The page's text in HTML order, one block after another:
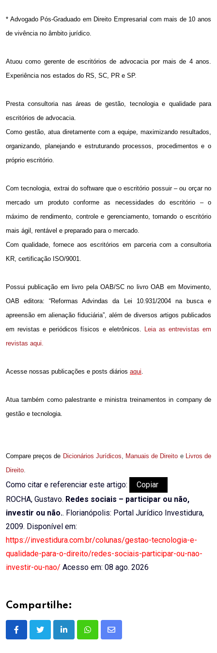
* Advogado Pós-Graduado em Direito Empresarial com mais de 10 anos
de vivência no âmbito jurídico.
Atuou como gerente de escritórios de advocacia por mais de 4 anos.
Experiência nos estados do RS, SC, PR e SP.
Presta consultoria nas áreas de gestão, tecnologia e qualidade para
escritórios de advocacia.
Como gestão, atua diretamente com a equipe, maximizando resultados,
organizando, planejando e estruturando processos, procedimentos e o
próprio escritório.
Com tecnologia, extrai do software que o escritório possuir – ou orçar no
mercado um produto conforme as necessidades do escritório – o
máximo de rendimento, controle e gerenciamento, tornando o escritório
mais ágil, rentável e preparado para o mercado.
Com qualidade, fornece aos escritórios em parceria com a consultoria
KR, certificação ISO/9001.
Possui publicação em livro pela OAB/SC no livro OAB em Movimento,
OAB editora: “Reformas Advindas da Lei 10.931/2004 na busca e
apreensão em alienação fiduciária”, além de diversos artigos publicados
em revistas e periódicos físicos e eletrônicos. Leia as entrevistas em
revistas aqui.
Acesse nossas publicações e posts diários aqui.
Atua também como palestrante e ministra treinamentos in company de
gestão e tecnologia.
Compare preços de Dicionários Jurídicos, Manuais de Direito e Livros de
Direito.
Como citar e referenciar este artigo:
Copiar
ROCHA, Gustavo. Redes sociais – participar ou não,
investir ou não.. Florianópolis: Portal Jurídico Investidura,
2009. Disponível em:
https://investidura.com.br/colunas/gestao-tecnologia-e-
qualidade-para-o-direito/redes-sociais-participar-ou-nao-
investir-ou-nao/ Acesso em: 08 ago. 2026
Compartilhe:
LinkedInWhatsappShare